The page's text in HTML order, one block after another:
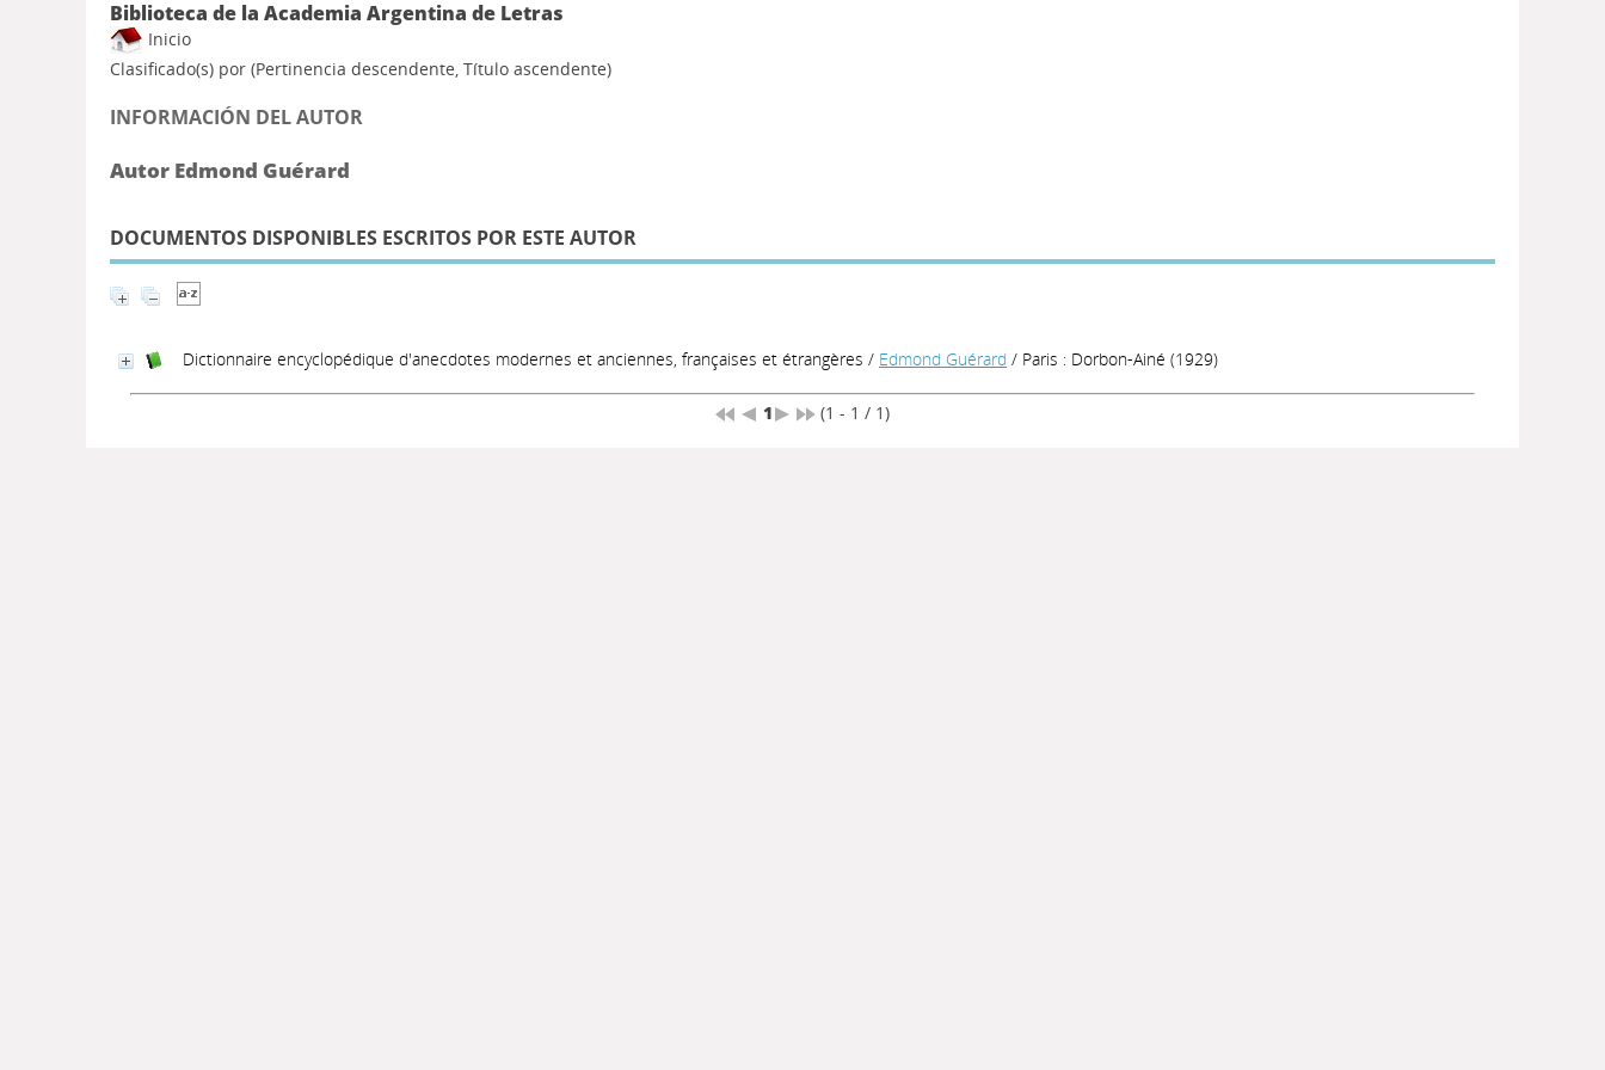
Biblioteca de la Academia Argentina de Letras
Inicio
Clasificado(s) por (Pertinencia descendente, Título ascendente)
INFORMACIÓN DEL AUTOR
Autor Edmond Guérard
DOCUMENTOS DISPONIBLES ESCRITOS POR ESTE AUTOR
Dictionnaire encyclopédique d'anecdotes modernes et anciennes, françaises et étrangères / Edmond Guérard / Paris : Dorbon-Ainé (1929)
1 (1 - 1 / 1)